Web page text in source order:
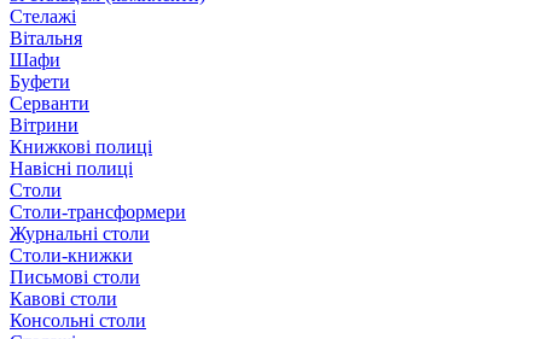
Стелажі
Вітальня
Шафи
Буфети
Серванти
Вітрини
Книжкові полиці
Навісні полиці
Столи
Столи-трансформери
Журнальні столи
Столи-книжки
Письмові столи
Кавові столи
Консольні столи